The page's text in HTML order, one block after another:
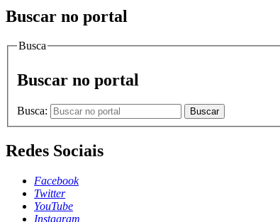
Buscar no portal
Busca
Buscar no portal
Busca: Buscar
Redes Sociais
Facebook
Twitter
YouTube
Instagram